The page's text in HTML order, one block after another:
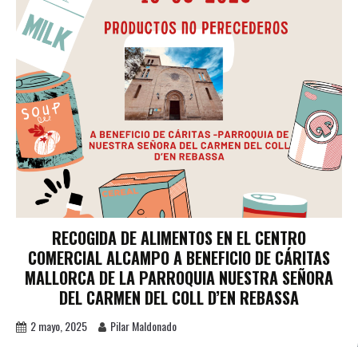
RECOGIDA DE ALIMENTOS EN EL CENTRO
COMERCIAL ALCAMPO A BENEFICIO DE CÁRITAS
MALLORCA DE LA PARROQUIA NUESTRA SEÑORA
DEL CARMEN DEL COLL D’EN REBASSA
2 mayo, 2025 Pilar Maldonado